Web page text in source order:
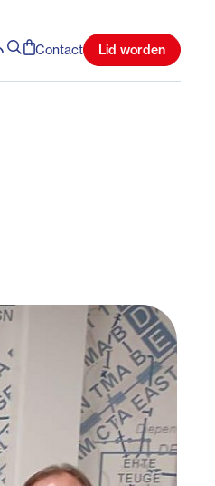
Contact Lid worden